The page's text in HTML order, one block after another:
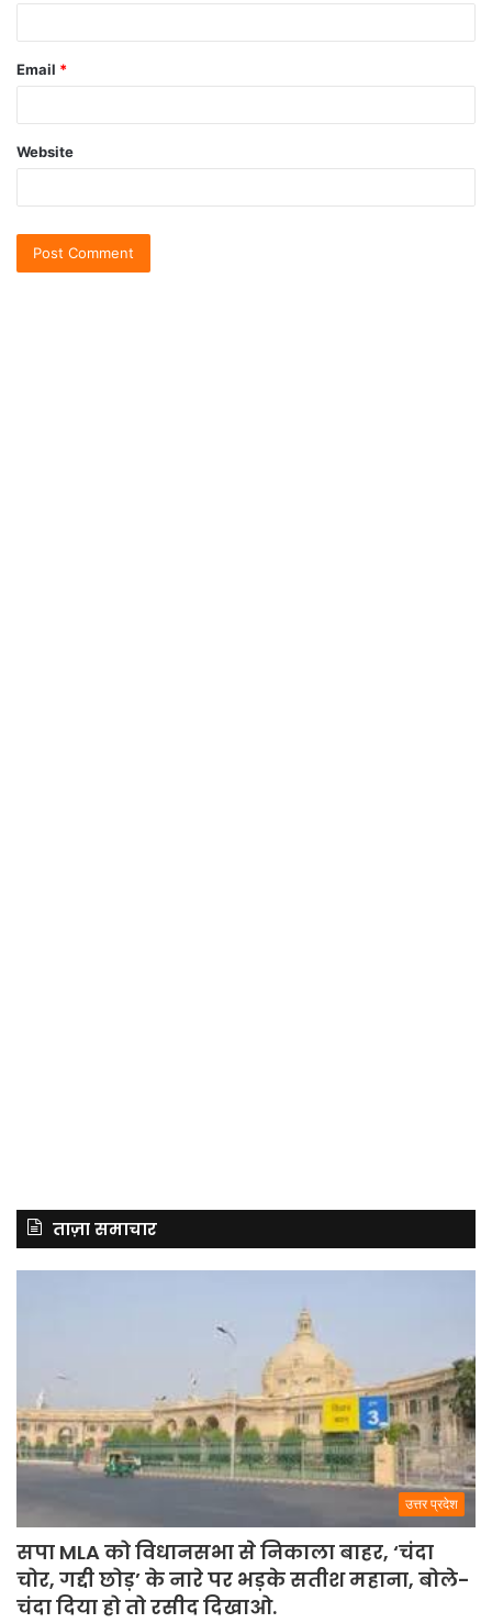
Email *
Website
ताज़ा समाचार
उत्तर प्रदेश
सपा MLA को विधानसभा से निकाला बाहर, ‘चंदा
चोर, गद्दी छोड़’ के नारे पर भड़के सतीश महाना, बोले-
चंदा दिया हो तो रसीद दिखाओ.